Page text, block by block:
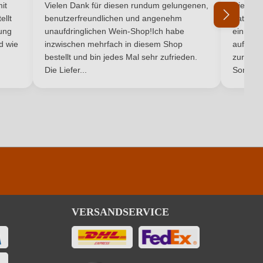
2015
Pasta, Wild
Aglianico
von 5 Sternen
wie
Durchschnittliche Bewertung von 5 von 5 Sternen
Vielen Dank für diesen rundum gelungenen,
benutzerfreundlichen und angenehm
unaufdringlichen Wein-Shop!Ich habe
inzwischen mehrfach in diesem Shop
bestellt und bin jedes Mal sehr zufrieden.
Die Liefer...
Die
hat
einmal
auf
zurück
Son...
VERSANDSERVICE